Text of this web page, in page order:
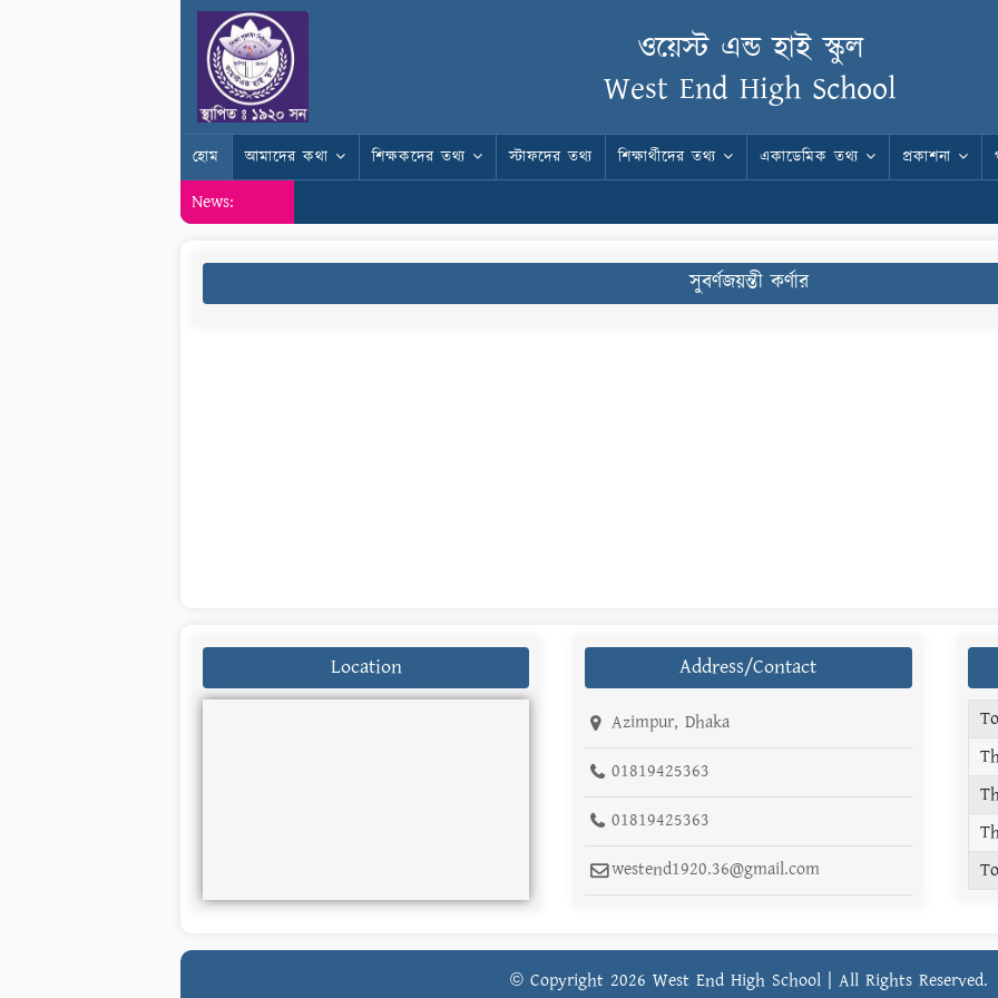
ওয়েস্ট এন্ড হাই স্কুল
West End High School
হোম আমাদের কথা শিক্ষকদের তথ্য স্টাফদের তথ্য শিক্ষার্থীদের তথ্য একাডেমিক তথ্য প্রকাশনা
News:
সুবর্ণজয়ন্তী কর্ণার
Location Address/Contact
Azimpur, Dhaka
01819425363
01819425363
westend1920.36@gmail.com
© Copyright 2026 West End High School | All Rights Reserved.